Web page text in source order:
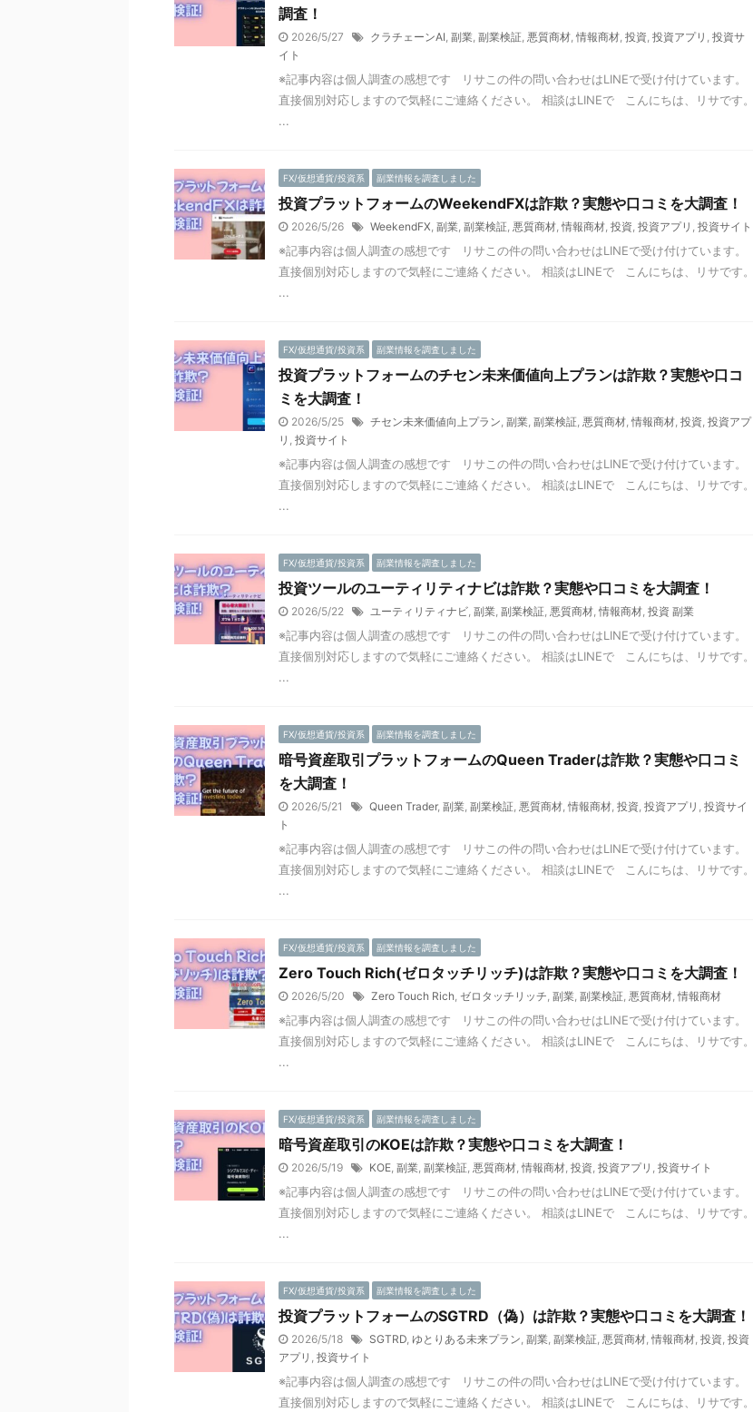
調査！
2026/5/27 クラチェーンAI, 副業, 副業検証, 悪質商材, 情報商材, 投資, 投資アプリ , 投資サ
イト
※記事内容は個人調査の感想です リサこの件の問い合わせはLINEで受け付けています。
直接個別対応しますので気軽にご連絡ください。 相談はLINEで こんにちは、リサです。
...
FX/仮想通貨/投資系 副業情報を調査しました
投資プラットフォームのWeekendFXは詐欺？実態や口コミを大調査！
2026/5/26 WeekendFX, 副業, 副業検証, 悪質商材, 情報商材, 投資, 投資アプリ , 投資サイト
※記事内容は個人調査の感想です リサこの件の問い合わせはLINEで受け付けています。
直接個別対応しますので気軽にご連絡ください。 相談はLINEで こんにちは、リサです。
...
FX/仮想通貨/投資系 副業情報を調査しました
投資プラットフォームのチセン未来価値向上プランは詐欺？実態や口コ
ミを大調査！
2026/5/25 チセン未来価値向上プラン, 副業, 副業検証, 悪質商材, 情報商材, 投資, 投資アプ
リ , 投資サイト
※記事内容は個人調査の感想です リサこの件の問い合わせはLINEで受け付けています。
直接個別対応しますので気軽にご連絡ください。 相談はLINEで こんにちは、リサです。
...
FX/仮想通貨/投資系 副業情報を調査しました
投資ツールのユーティリティナビは詐欺？実態や口コミを大調査！
2026/5/22 ユーティリティナビ, 副業, 副業検証, 悪質商材, 情報商材, 投資 副業
※記事内容は個人調査の感想です リサこの件の問い合わせはLINEで受け付けています。
直接個別対応しますので気軽にご連絡ください。 相談はLINEで こんにちは、リサです。
...
FX/仮想通貨/投資系 副業情報を調査しました
暗号資産取引プラットフォームのQueen Traderは詐欺？実態や口コミ
を大調査！
2026/5/21 Queen Trader, 副業, 副業検証, 悪質商材, 情報商材, 投資, 投資アプリ , 投資サイ
ト
※記事内容は個人調査の感想です リサこの件の問い合わせはLINEで受け付けています。
直接個別対応しますので気軽にご連絡ください。 相談はLINEで こんにちは、リサです。
...
FX/仮想通貨/投資系 副業情報を調査しました
Zero Touch Rich(ゼロタッチリッチ)は詐欺？実態や口コミを大調査！
2026/5/20 Zero Touch Rich, ゼロタッチリッチ, 副業, 副業検証, 悪質商材, 情報商材
※記事内容は個人調査の感想です リサこの件の問い合わせはLINEで受け付けています。
直接個別対応しますので気軽にご連絡ください。 相談はLINEで こんにちは、リサです。
...
FX/仮想通貨/投資系 副業情報を調査しました
暗号資産取引のKOEは詐欺？実態や口コミを大調査！
2026/5/19 KOE, 副業, 副業検証, 悪質商材, 情報商材, 投資, 投資アプリ , 投資サイト
※記事内容は個人調査の感想です リサこの件の問い合わせはLINEで受け付けています。
直接個別対応しますので気軽にご連絡ください。 相談はLINEで こんにちは、リサです。
...
FX/仮想通貨/投資系 副業情報を調査しました
投資プラットフォームのSGTRD（偽）は詐欺？実態や口コミを大調査！
2026/5/18 SGTRD, ゆとりある未来プラン, 副業, 副業検証, 悪質商材, 情報商材, 投資, 投資
アプリ , 投資サイト
※記事内容は個人調査の感想です リサこの件の問い合わせはLINEで受け付けています。
直接個別対応しますので気軽にご連絡ください。 相談はLINEで こんにちは、リサです。